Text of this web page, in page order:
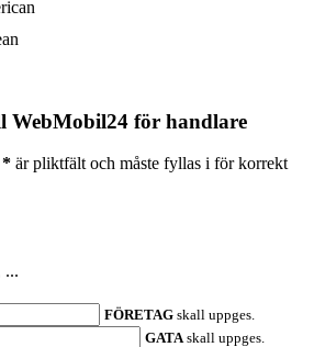
WebMobil24 för handlare
* är pliktfält och måste fyllas i för korrekt
...
FÖRETAG skall uppges.
GATA skall uppges.